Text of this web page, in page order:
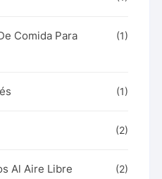
Comida Para
(1)
(1)
(2)
Al Aire Libre (2)